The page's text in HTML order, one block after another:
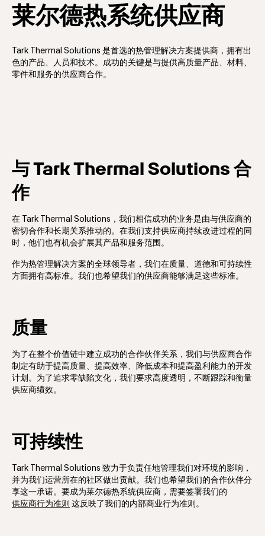
莱尔德热系统供应商
Tark Thermal Solutions 是首选的热管理解决方案提供商，拥有出
色的产品、人员和技术。成功的关键是与提供高质量产品、材料、
零件和服务的供应商合作。
与 Tark Thermal Solutions 合
作
在 Tark Thermal Solutions，我们相信成功的业务是由与供应商的
密切合作和长期关系推动的。在我们支持供应商持续改进过程的同
时，他们也有机会扩展其产品和服务范围。
作为热管理解决方案的全球领导者，我们在质量、道德和可持续性
方面拥有高标准。我们也希望我们的供应商能够满足这些标准。
质量
为了在整个价值链中建立成功的合作伙伴关系，我们与供应商合作
制定有助于提高质量、提高效率、降低成本和提高盈利能力的开发
计划。为了追求零缺陷文化，我们要求高度透明，不断跟踪和衡量
供应商绩效。
可持续性
Tark Thermal Solutions 致力于负责任地管理我们对环境的影响，
并为我们运营所在的社区做出贡献。我们也希望我们的合作伙伴分
享这一承诺。要成为莱尔德热系统供应商，需要签署我们的
供应商行为准则 这反映了我们的内部商业行为准则。